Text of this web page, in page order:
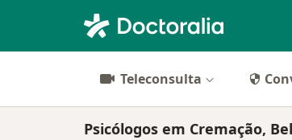
Teleconsulta
Psicólogos em Cremação,